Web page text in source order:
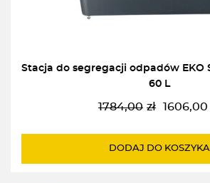
Stacja do segregacji odpadów EKO
60 L
1784,00 zł
Pierwotna
wynosiła:
1606,00
Aktualna
wynosi:
DODAJ DO KOSZYKA